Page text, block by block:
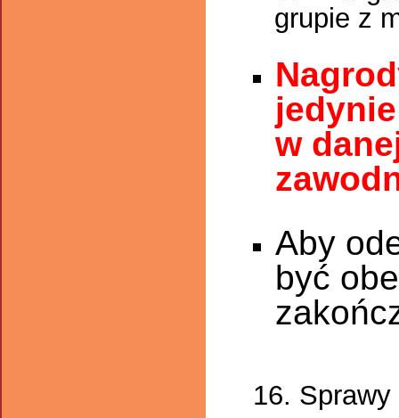
grupie z
w
Aby
być
16.